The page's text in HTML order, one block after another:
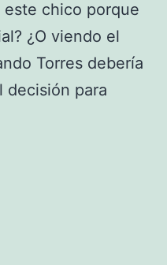
este chico porque
¿O viendo el
Torres debería
decisión para